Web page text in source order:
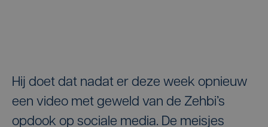
Hij doet dat nadat er deze week opnieuw
een video met geweld van de Zehbi’s
opdook op sociale media. De meisjes